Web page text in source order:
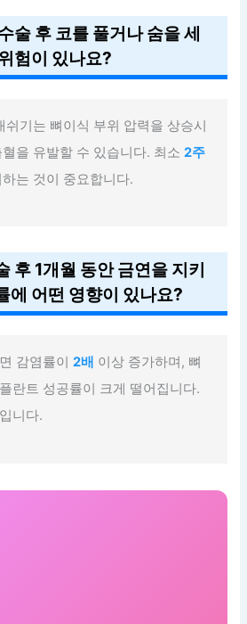
술 후 코를 풀거나 숨을 세
험이 있나요?
쉬기는 뼈이식 부위 압력을 상승시
을 유발할 수 있습니다. 최소2주
는 것이 중요합니다.
후 1개월 동안 금연을 지키
에 어떤 영향이 있나요?
감염률이2배 이상 증가하며, 뼈
란트 성공률이 크게 떨어집니다.
니다.